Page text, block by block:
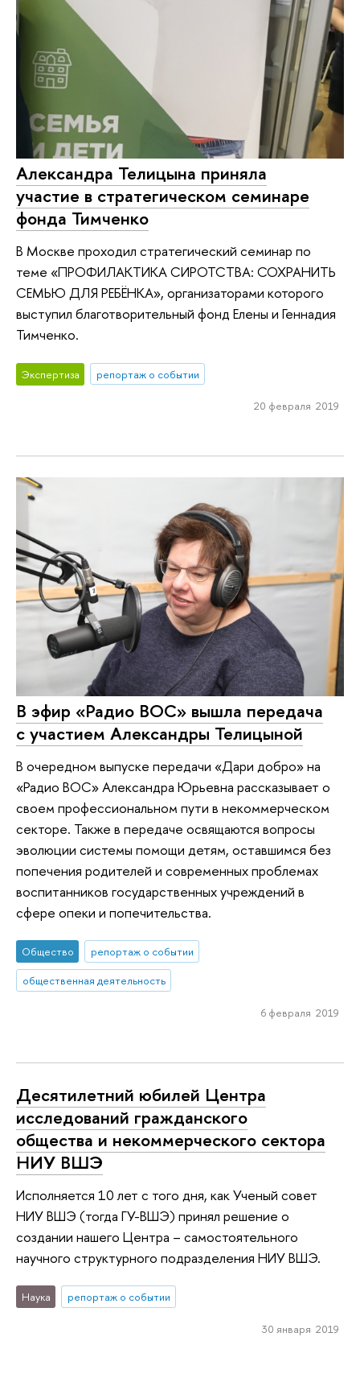
Александра Телицына приняла
участие в стратегическом семинаре
фонда Тимченко
В Москве проходил стратегический семинар по
теме «ПРОФИЛАКТИКА СИРОТСТВА: СОХРАНИТЬ
СЕМЬЮ ДЛЯ РЕБЁНКА», организаторами которого
выступил благотворительный фонд Елены и Геннадия
Тимченко.
Экспертиза репортаж о событии
20 февраля 2019
В эфир «Радио ВОС» вышла передача
с участием Александры Телицыной
В очередном выпуске передачи «Дари добро» на
«Радио ВОС» Александра Юрьевна рассказывает о
своем профессиональном пути в некоммерческом
секторе. Также в передаче освящаются вопросы
эволюции системы помощи детям, оставшимся без
попечения родителей и современных проблемах
воспитанников государственных учреждений в
сфере опеки и попечительства.
Общество
репортаж о событии
общественная деятельность
6 февраля 2019
Десятилетний юбилей Центра
исследований гражданского
общества и некоммерческого сектора
НИУ ВШЭ
Исполняется 10 лет с того дня, как Ученый совет
НИУ ВШЭ (тогда ГУ-ВШЭ) принял решение о
создании нашего Центра – самостоятельного
научного структурного подразделения НИУ ВШЭ.
Наука репортаж о событии
30 января 2019